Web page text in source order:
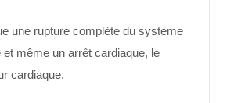
une rupture complète du système
même un arrêt cardiaque, le
cardiaque.